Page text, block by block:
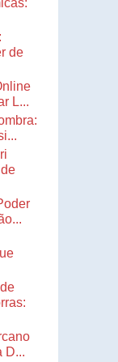
de
L...
D...